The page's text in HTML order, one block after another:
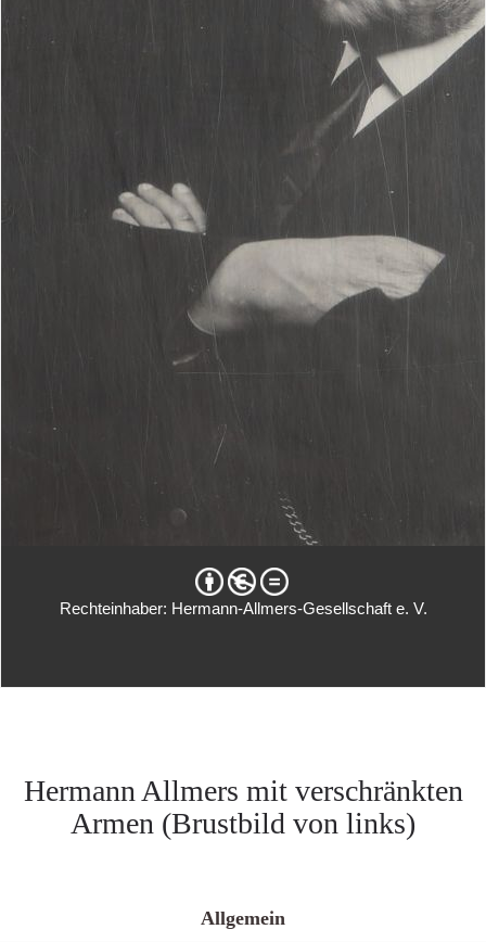
Rechteinhaber: Hermann-Allmers-Gesellschaft e. V.
Hermann Allmers mit verschränkten
Armen (Brustbild von links)
Allgemein